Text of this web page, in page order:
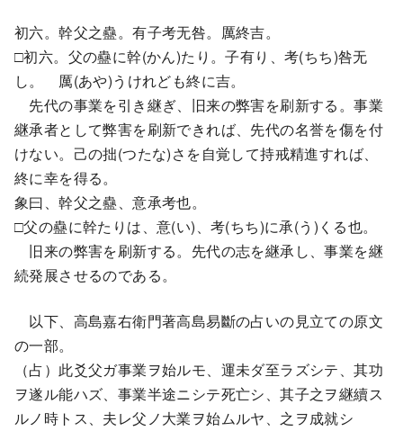
初六。幹父之蠱。有子考无咎。厲終吉。
□初六。父の蠱に幹(かん)たり。子有り、考(ちち)咎无
し。 厲(あや)うけれども終に吉。
先代の事業を引き継ぎ、旧来の弊害を刷新する。事業
継承者として弊害を刷新できれば、先代の名誉を傷を付
けない。己の拙(つたな)さを自覚して持戒精進すれば、
終に幸を得る。
象曰、幹父之蠱、意承考也。
□父の蠱に幹たりは、意(い)、考(ちち)に承(う)くる也。
旧来の弊害を刷新する。先代の志を継承し、事業を継
続発展させるのである。
以下、高島嘉右衛門著高島易斷の占いの見立ての原文
の一部。
（占）此爻父ガ事業ヲ始ルモ、運未ダ至ラズシテ、其功
ヲ遂ル能ハズ、事業半途ニシテ死亡シ、其子之ヲ継續ス
ルノ時トス、夫レ父ノ大業ヲ始ムルヤ、之ヲ成就シ